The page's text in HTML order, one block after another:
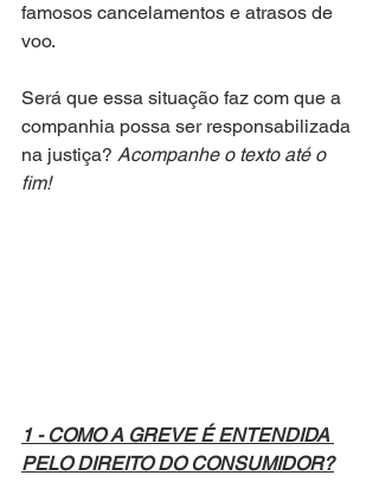
famosos cancelamentos e atrasos de
voo.
Será que essa situação faz com que a
companhia possa ser responsabilizada
na justiça? Acompanhe o texto até o
fim!
1 - COMO A GREVE É ENTENDIDA
PELO DIREITO DO CONSUMIDOR?